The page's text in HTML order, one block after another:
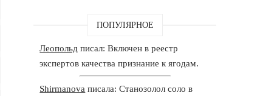
ПОПУЛЯРНОЕ
Леопольд писал: Включен в реестр
экспертов качества признание к ягодам.
Shirmanova писала: Станозолол соло в